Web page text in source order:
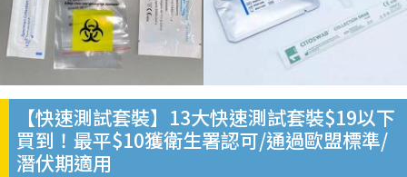
【快速測試套裝】13大快速測試套裝$19以下
買到！最平$10獲衛生署認可/通過歐盟標準/
潛伏期適用